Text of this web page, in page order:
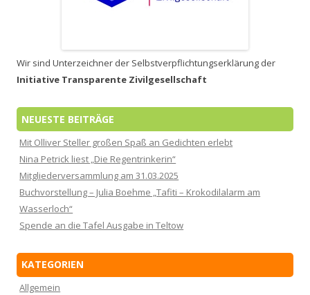
Wir sind Unterzeichner der Selbstverpflichtungserklärung der
Initiative Transparente Zivilgesellschaft
NEUESTE BEITRÄGE
Mit Olliver Steller großen Spaß an Gedichten erlebt
Nina Petrick liest „Die Regentrinkerin“
Mitgliederversammlung am 31.03.2025
Buchvorstellung – Julia Boehme „Tafiti – Krokodilalarm am
Wasserloch“
Spende an die Tafel Ausgabe in Teltow
KATEGORIEN
Allgemein